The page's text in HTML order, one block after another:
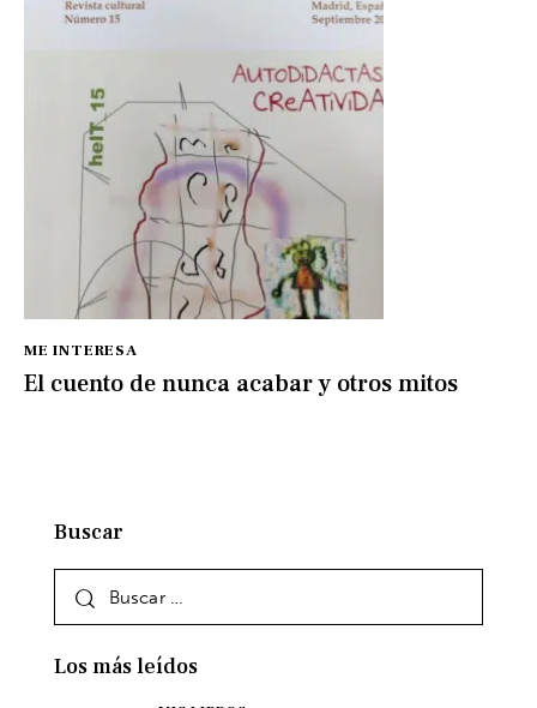
ME INTERESA
El cuento de nunca acabar y otros mitos
Buscar
Los más leídos